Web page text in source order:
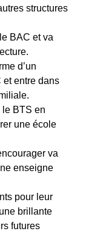
structures
BAC et va
d’un
et entre dans
le BTS en
une école
va
enseigne
pour leur
brillante
futures